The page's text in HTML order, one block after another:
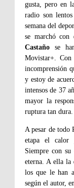
gusta, pero en
radio son
semana del
se marchó con
Castaño se
Movistar+.
incomprensión
y estoy de
intensos de 37
mayor la
ruptura tan dura.
A pesar de todo
etapa el calor
Siempre con
eterna. A ella la
los que le han
según el autor,